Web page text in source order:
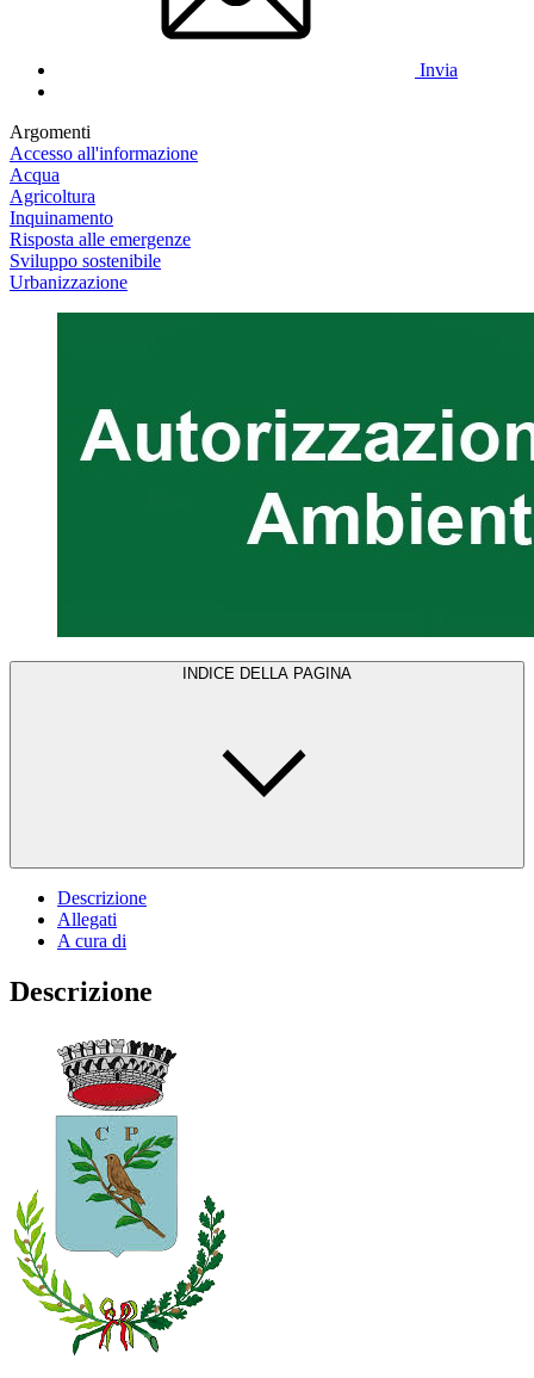
Invia
Argomenti
Accesso all'informazione
Acqua
Agricoltura
Inquinamento
Risposta alle emergenze
Sviluppo sostenibile
Urbanizzazione
INDICE DELLA PAGINA
Descrizione
Allegati
A cura di
Descrizione